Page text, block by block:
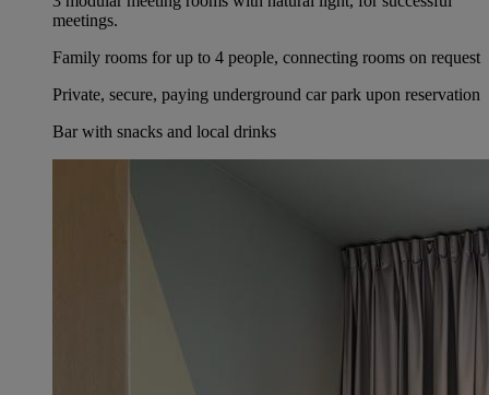
meetings.
Family rooms for up to 4 people, connecting rooms on request
Private, secure, paying underground car park upon reservation
Bar with snacks and local drinks